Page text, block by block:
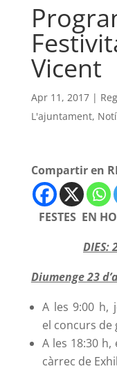
Vicent
Apr 11, 2017|
L'ajuntament,
Compartir en
FESTES EN
DIES:
Diumenge 23
A les 9:00 h,
el concurs de
A les 18:30
càrrec de